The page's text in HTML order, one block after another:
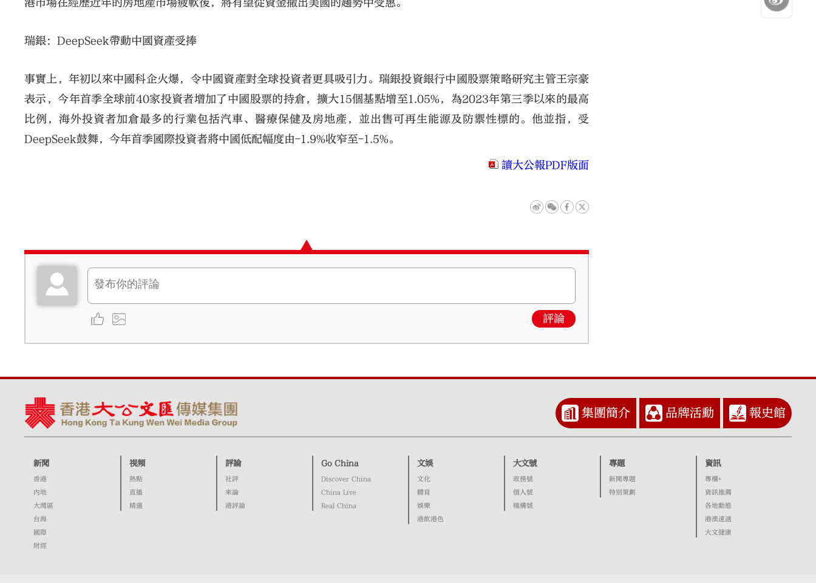
港市場在經歷近年的房地產市場疲軟後，將有望從資金撤出美國的趨勢中受惠。
瑞銀：DeepSeek帶動中國資產受捧
事實上，年初以來中國科企火爆，令中國資產對全球投資者更具吸引力。瑞銀投資銀行中國股票策略研究主管王宗豪
表示，今年首季全球前40家投資者增加了中國股票的持倉，擴大15個基點增至1.05%，為2023年第三季以來的最高
比例，海外投資者加倉最多的行業包括汽車、醫療保健及房地產，並出售可再生能源及防禦性標的。他並指，受
DeepSeek鼓舞，今年首季國際投資者將中國低配幅度由-1.9%收窄至-1.5%。
讀大公報PDF版面
評論
集團簡介 品牌活動 報史館
新聞
香港
內地
大灣區
台海
國際
財經
視頻
熱點
直播
精選
評論
社評
來論
港評論
Go China
Discover China
China Live
Real China
文娛
文化
體育
娛樂
港飲港色
大文號
政務號
個人號
機構號
專題
新聞專題
特別策劃
資訊
專欄+
資訊推薦
各地動態
港澳速遞
大文健康